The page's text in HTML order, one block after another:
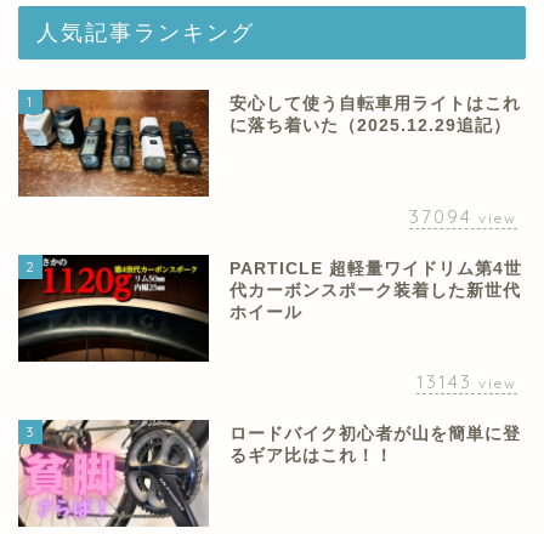
人気記事ランキング
1
安心して使う自転車用ライトはこれ
に落ち着いた（2025.12.29追記）
37094 view
2
PARTICLE 超軽量ワイドリム第4世
代カーボンスポーク装着した新世代
ホイール
13143 view
3
ロードバイク初心者が山を簡単に登
るギア比はこれ！！